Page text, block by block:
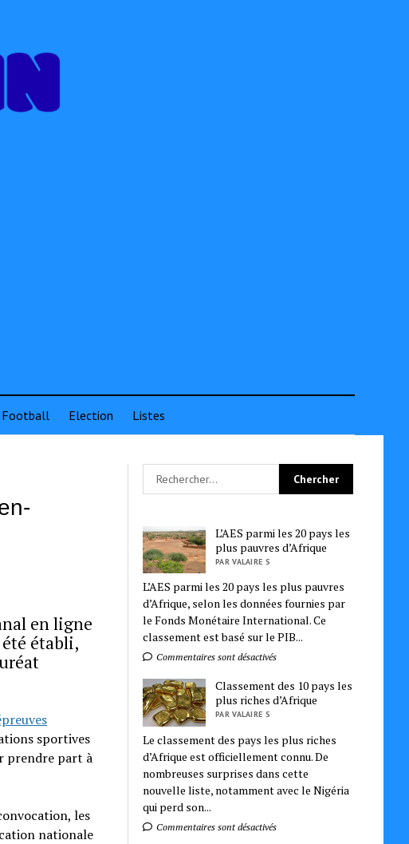
Football Election Listes
en ligne
établi,
sportives
prendre part à
les
nationale
L’AES parmi les 20 pays les
plus pauvres d’Afrique
PAR VALAIRE S
L’AES parmi les 20 pays les plus pauvres
d’Afrique, selon les données fournies par
le Fonds Monétaire International. Ce
classement est basé sur le PIB...
Commentaires sont désactivés
Classement des 10 pays les
plus riches d’Afrique
PAR VALAIRE S
Le classement des pays les plus riches
d’Afrique est officiellement connu. De
nombreuses surprises dans cette
nouvelle liste, notamment avec le Nigéria
qui perd son...
Commentaires sont désactivés